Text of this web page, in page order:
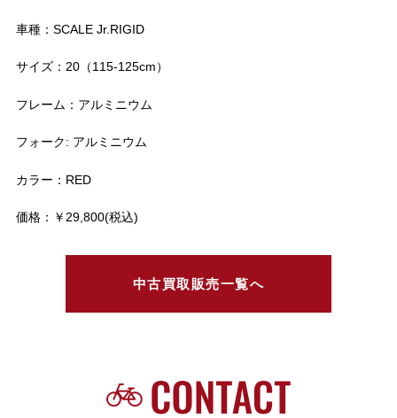
車種：SCALE Jr.RIGID
サイズ：20（115-125cm）
フレーム：アルミニウム
フォーク: アルミニウム
カラー：RED
価格：￥29,800(税込)
中古買取販売一覧へ